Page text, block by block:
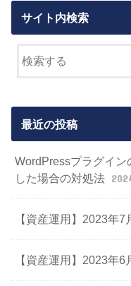
サイト内検索
最近の投稿
WordPressプラグイ
した場合の対処法
【資産運用】2023年
【資産運用】2023年